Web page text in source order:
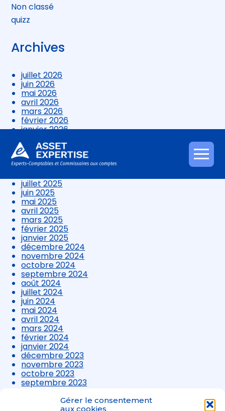
Gérer le consentement
aux cookies
Aller
au
Non classé
quizz
Archives
juillet 2026
juin 2026
mai 2026
avril 2026
mars 2026
février 2026
janvier 2026
novembre 2025
octobre 2025
septembre 2025
juillet 2025
juin 2025
mai 2025
avril 2025
mars 2025
février 2025
janvier 2025
décembre 2024
novembre 2024
octobre 2024
septembre 2024
août 2024
juillet 2024
juin 2024
mai 2024
avril 2024
mars 2024
février 2024
janvier 2024
décembre 2023
novembre 2023
octobre 2023
septembre 2023
août 2023
juillet 2023